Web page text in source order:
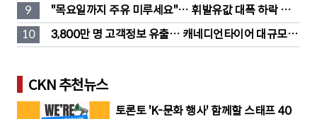
9
"목요일까지 주유 미루세요"… 휘발유값 대폭 하락 예
고
10
3,800만 명 고객정보 유출… 캐네디언타이어 대규모 집
단소송 직면
CKN 추천뉴스
토론토 'K-문화 행사' 함께할 스태프 40